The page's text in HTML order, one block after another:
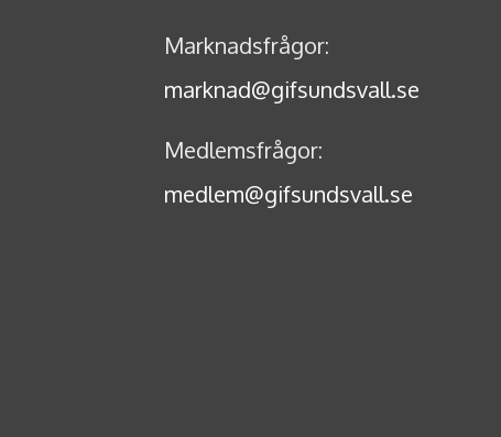
Marknadsfrågor:
marknad@gifsundsvall.se
Medlemsfrågor:
medlem@gifsundsvall.se